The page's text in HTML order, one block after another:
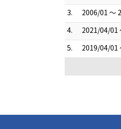
3.
2006/01 ～
4.
2021/04/01
5.
2019/04/01